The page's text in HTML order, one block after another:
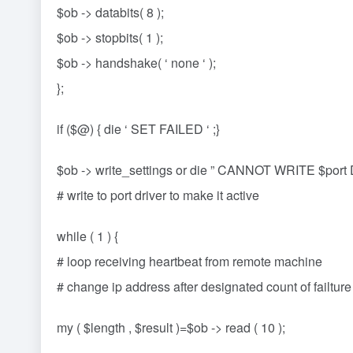
$ob -> databits( 8 );
$ob -> stopbits( 1 );
$ob -> handshake( ‘ none ‘ );
};
if ($@) { die ‘ SET FAILED ‘ ;}
$ob -> write_settings or die ” CANNOT WRITE $port
# write to port driver to make it active
while ( 1 ) {
# loop receiving heartbeat from remote machine
# change ip address after designated count of failture
my ( $length , $result )=$ob -> read ( 10 );